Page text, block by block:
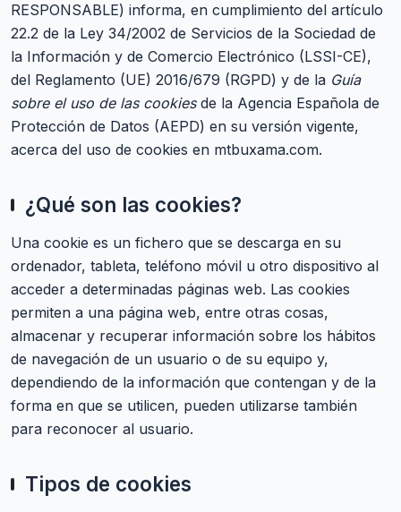
RESPONSABLE) informa, en cumplimiento del artículo
22.2 de la Ley 34/2002 de Servicios de la Sociedad de
la Información y de Comercio Electrónico (LSSI-CE),
del Reglamento (UE) 2016/679 (RGPD) y de la Guía
sobre el uso de las cookiesde la Agencia Española de
Protección de Datos (AEPD) en su versión vigente,
acerca del uso de cookies en mtbuxama.com.
¿Qué son las cookies?
Una cookie es un fichero que se descarga en su
ordenador, tableta, teléfono móvil u otro dispositivo al
acceder a determinadas páginas web. Las cookies
permiten a una página web, entre otras cosas,
almacenar y recuperar información sobre los hábitos
de navegación de un usuario o de su equipo y,
dependiendo de la información que contengan y de la
forma en que se utilicen, pueden utilizarse también
para reconocer al usuario.
Tipos de cookies